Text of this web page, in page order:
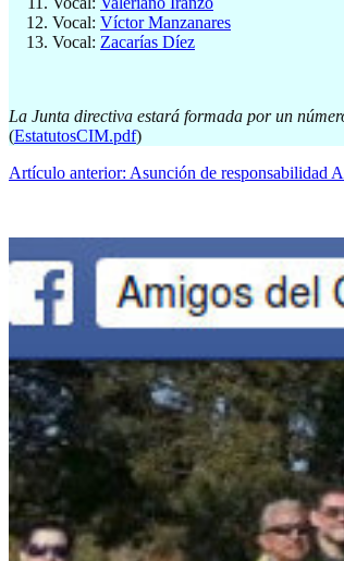
Vocal: Víctor Manzanares
Vocal: Zacarías Díez
La Junta directiva estará formada por un
(EstatutosCIM.pdf)
Artículo anterior: Asunción de responsabilidad